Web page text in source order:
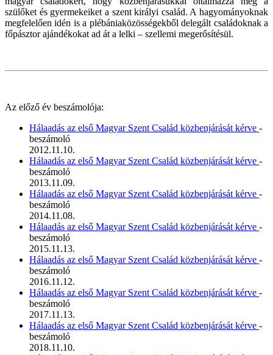
szülőket és gyermekeiket a szent királyi család. A hagyományoknak
megfelelően idén is a plébániaközösségekből delegált családoknak a
főpásztor ajándékokat ad át a lelki – szellemi megerősítésül.
Az előző év beszámolója:
Hálaadás az első Magyar Szent Család közbenjárását kérve -
beszámoló
2012.11.10.
Hálaadás az első Magyar Szent Család közbenjárását kérve -
beszámoló
2013.11.09.
Hálaadás az első Magyar Szent Család közbenjárását kérve -
beszámoló
2014.11.08.
Hálaadás az első Magyar Szent Család közbenjárását kérve -
beszámoló
2015.11.13.
Hálaadás az első Magyar Szent Család közbenjárását kérve -
beszámoló
2016.11.12.
Hálaadás az első Magyar Szent Család közbenjárását kérve -
beszámoló
2017.11.13.
Hálaadás az első Magyar Szent Család közbenjárását kérve -
beszámoló
2018.11.10.